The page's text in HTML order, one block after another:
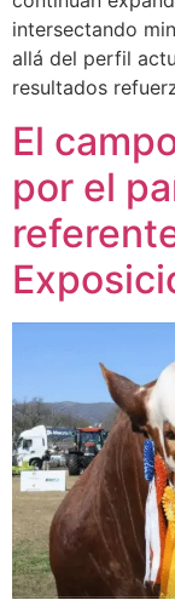
intersectando
allá del perfil
resultados
El
por el